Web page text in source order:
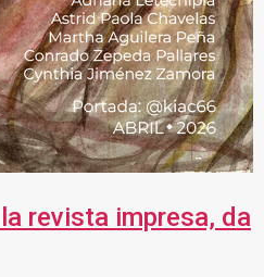
revista impresa, da